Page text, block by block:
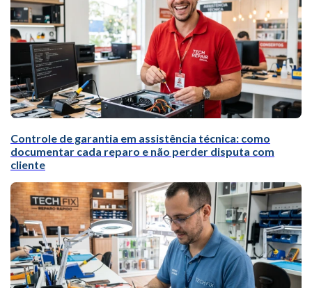
Controle de garantia em assistência técnica: como
documentar cada reparo e não perder disputa com
cliente